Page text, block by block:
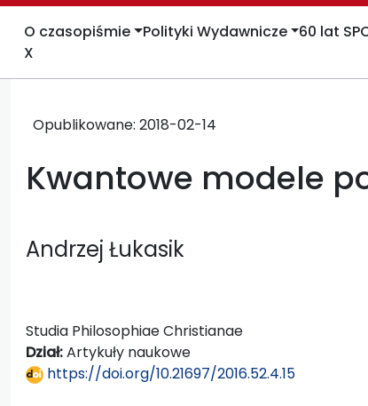
O czasopiśmie Polityki Wydawnicze 60 lat
X
Opublikowane: 2018-02-14
Kwantowe modele
Andrzej Łukasik
Studia Philosophiae Christianae
Dział:Artykuły naukowe
https://doi.org/10.21697/2016.52.4.15